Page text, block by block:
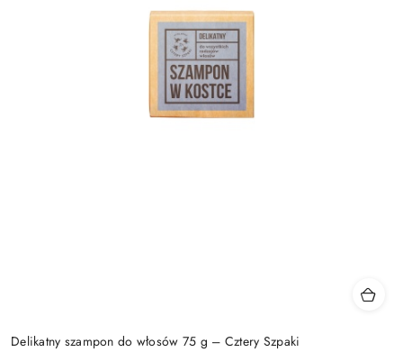
Delikatny szampon do włosów 75 g – Cztery Szpaki